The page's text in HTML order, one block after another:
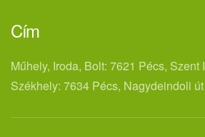
Cím
Műhely, Iroda, Bolt: 7621 Pécs, Szent
Székhely: 7634 Pécs, Nagydeindoli